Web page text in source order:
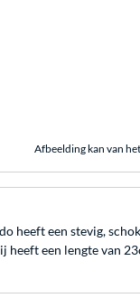
Afbeelding kan van
heeft een stevig,
heeft een lengte van